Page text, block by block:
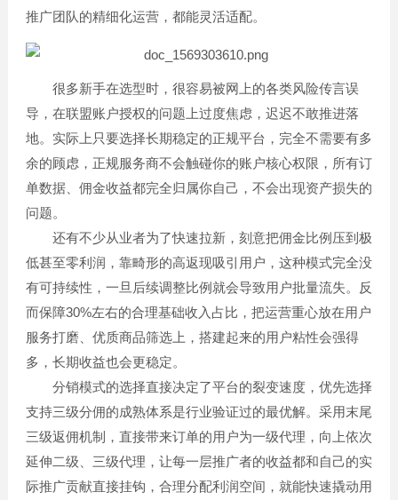
推广团队的精细化运营，都能灵活适配。
很多新手在选型时，很容易被网上的各类风险传言误
导，在联盟账户授权的问题上过度焦虑，迟迟不敢推进落
地。实际上只要选择长期稳定的正规平台，完全不需要有多
余的顾虑，正规服务商不会触碰你的账户核心权限，所有订
单数据、佣金收益都完全归属你自己，不会出现资产损失的
问题。
还有不少从业者为了快速拉新，刻意把佣金比例压到极
低甚至零利润，靠畸形的高返现吸引用户，这种模式完全没
有可持续性，一旦后续调整比例就会导致用户批量流失。反
而保障30%左右的合理基础收入占比，把运营重心放在用户
服务打磨、优质商品筛选上，搭建起来的用户粘性会强得
多，长期收益也会更稳定。
分销模式的选择直接决定了平台的裂变速度，优先选择
支持三级分佣的成熟体系是行业验证过的最优解。采用末尾
三级返佣机制，直接带来订单的用户为一级代理，向上依次
延伸二级、三级代理，让每一层推广者的收益都和自己的实
际推广贡献直接挂钩，合理分配利润空间，就能快速撬动用